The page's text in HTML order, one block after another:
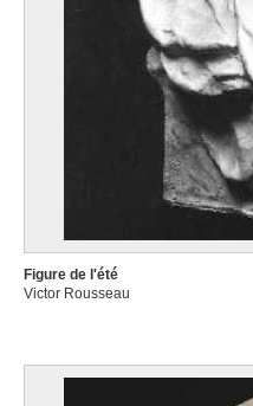
Figure de l'été
Victor Rousseau